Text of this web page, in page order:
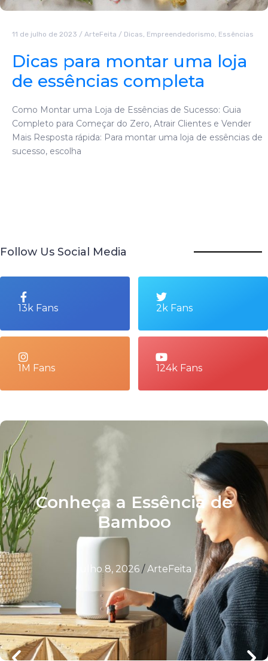
11 de julho de 2023 / ArteFeita / Dicas Empreendedorismo Essências
Dicas para montar uma loja
de essências completa
Como Montar uma Loja de Essências de Sucesso: Guia
Completo para Começar do Zero, Atrair Clientes e Vender
Mais Resposta rápida: Para montar uma loja de essências de
sucesso, escolha
Follow Us Social Media
13k Fans 2k Fans
1M Fans 124k Fans
Conheça a Essência de
Bamboo
julho 8, 2026 / ArteFeita